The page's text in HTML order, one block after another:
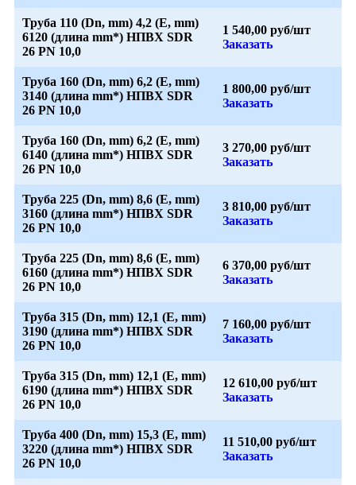
Труба 110 (Dn, mm) 4,2 (E, mm)
6120 (длина mm*) НПВХ SDR
26 PN 10,0
1 540,00 руб/шт
Заказать
Труба 160 (Dn, mm) 6,2 (E, mm)
3140 (длина mm*) НПВХ SDR
26 PN 10,0
1 800,00 руб/шт
Заказать
Труба 160 (Dn, mm) 6,2 (E, mm)
6140 (длина mm*) НПВХ SDR
26 PN 10,0
3 270,00 руб/шт
Заказать
Труба 225 (Dn, mm) 8,6 (E, mm)
3160 (длина mm*) НПВХ SDR
26 PN 10,0
3 810,00 руб/шт
Заказать
Труба 225 (Dn, mm) 8,6 (E, mm)
6160 (длина mm*) НПВХ SDR
26 PN 10,0
6 370,00 руб/шт
Заказать
Труба 315 (Dn, mm) 12,1 (E, mm)
3190 (длина mm*) НПВХ SDR
26 PN 10,0
7 160,00 руб/шт
Заказать
Труба 315 (Dn, mm) 12,1 (E, mm)
6190 (длина mm*) НПВХ SDR
26 PN 10,0
12 610,00 руб/шт
Заказать
Труба 400 (Dn, mm) 15,3 (E, mm)
3220 (длина mm*) НПВХ SDR
26 PN 10,0
11 510,00 руб/шт
Заказать